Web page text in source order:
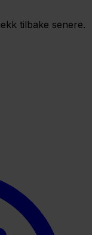
tilbake senere.